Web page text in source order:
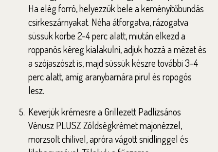
Ha elég forró, helyezzük bele a keményítőbundás
csirkeszárnyakat. Néha átforgatva, rázogatva
süssük körbe 2-4 perc alatt, miután elkezd a
roppanós kéreg kialakulni, adjuk hozzá a mézet és
a szójaszószt is, majd süssük készre további 3-4
perc alatt, amíg aranybarnára pirul és ropogós
lesz.
Keverjük krémesre a Grillezett Padlizsános
Vénusz PLUSZ Zöldségkrémet majonézzel,
morzsolt chilivel, apróra vágott snidlinggel és